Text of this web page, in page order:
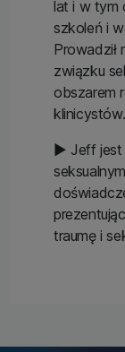
lat i w tym
szkoleń i
Prowadził
związku
obszarem
klinicystów.
▶ Jeff jest
traumę i